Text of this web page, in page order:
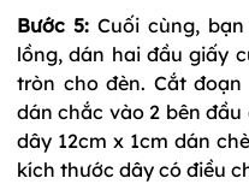
Bước 5: Cuối cùng,
lồng, dán hai đầu giấy
tròn cho đèn. Cắt
dán chắc vào 2 bên
dây 12cm x 1cm dán
kích thước dây có điều